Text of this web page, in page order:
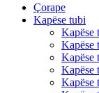
Çorape
Kapëse tubi
Kapëse
Kapëse
Kapëse
Kapëse
Kapëse